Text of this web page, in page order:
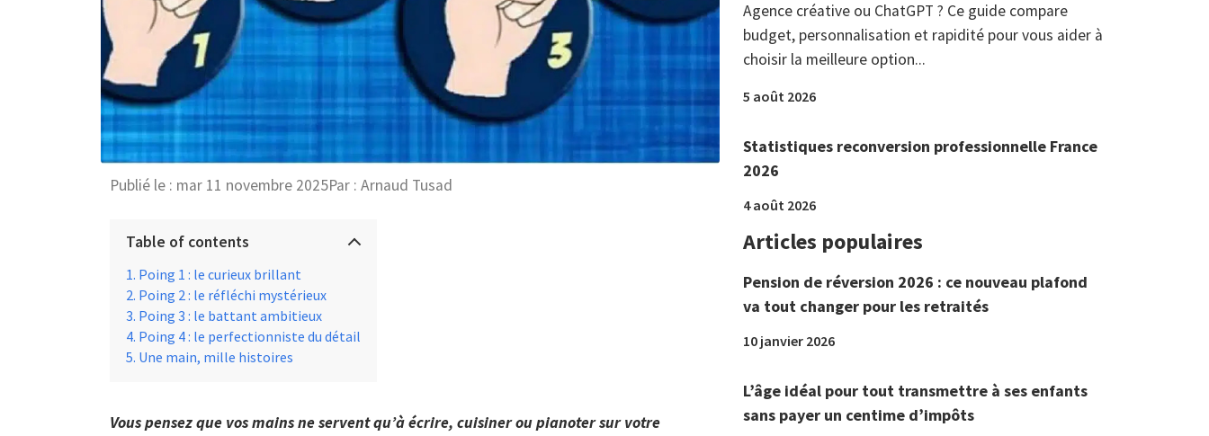
Publié le : mar 11 novembre 2025Par : Arnaud Tusad
Table of contents
Poing 1 : le curieux brillant
Poing 2 : le réfléchi mystérieux
Poing 3 : le battant ambitieux
Poing 4 : le perfectionniste du détail
Une main, mille histoires
Vous pensez que vos mains ne servent qu’à écrire, cuisiner ou pianoter sur votre
Agence créative ou ChatGPT ? Ce guide compare
budget, personnalisation et rapidité pour vous aider à
choisir la meilleure option...
5 août 2026
Statistiques reconversion professionnelle France
2026
4 août 2026
Articles populaires
Pension de réversion 2026 : ce nouveau plafond
va tout changer pour les retraités
10 janvier 2026
L’âge idéal pour tout transmettre à ses enfants
sans payer un centime d’impôts